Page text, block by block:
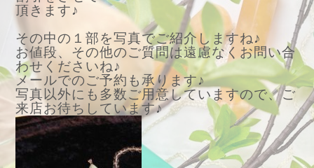
頂きます♪
その中の１部を写真でご紹介しますね♪
お値段、その他のご質問は遠慮なくお問い合
わせくださいね♪
メールでのご予約も承ります♪
写真以外にも多数ご用意していますので、ご
来店お待ちしています♪